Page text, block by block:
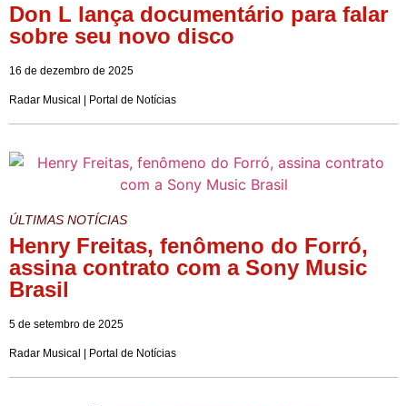
Don L lança documentário para falar
sobre seu novo disco
16 de dezembro de 2025
Radar Musical | Portal de Notícias
ÚLTIMAS NOTÍCIAS
Henry Freitas, fenômeno do Forró,
assina contrato com a Sony Music
Brasil
5 de setembro de 2025
Radar Musical | Portal de Notícias